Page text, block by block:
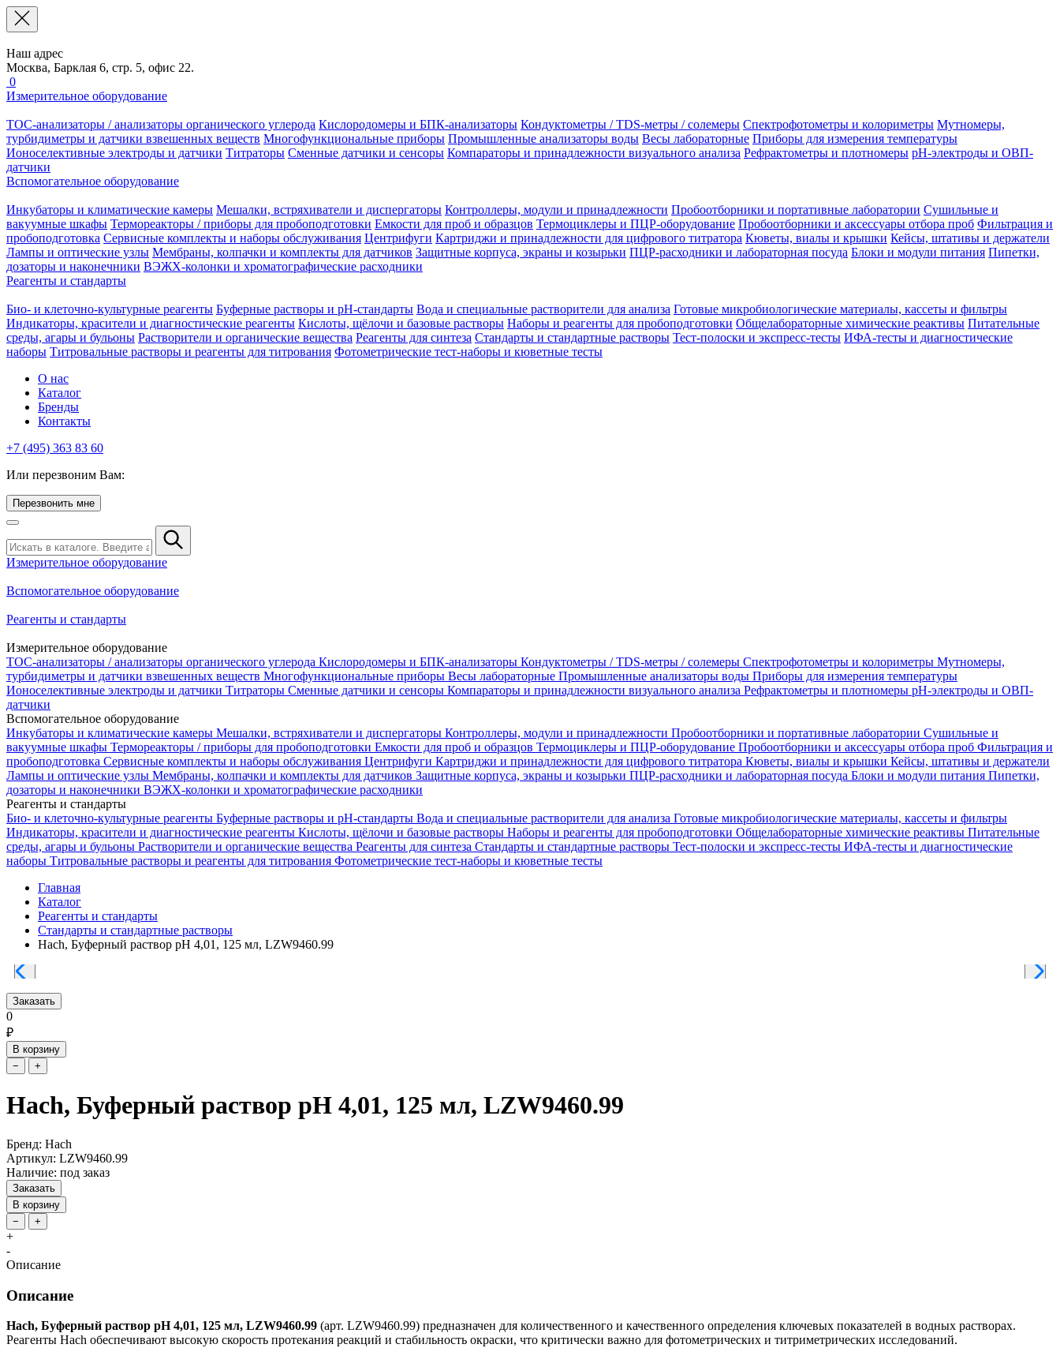
Наш адрес
Москва, Барклая 6, стр. 5, офис 22.
0
Измерительное оборудование
TOC-анализаторы / анализаторы органического углерода Кислородомеры и БПК-анализаторы Кондуктометры / TDS-метры / солемеры Спектрофотометры и колориметры Мутномеры,
турбидиметры и датчики взвешенных веществ Многофункциональные приборы Промышленные анализаторы воды Весы лабораторные Приборы для измерения температуры
Ионоселективные электроды и датчики Титраторы Сменные датчики и сенсоры Компараторы и принадлежности визуального анализа Рефрактометры и плотномеры pH-электроды и ОВП-
датчики
Вспомогательное оборудование
Инкубаторы и климатические камеры Мешалки, встряхиватели и диспергаторы Контроллеры, модули и принадлежности Пробоотборники и портативные лаборатории Сушильные и
вакуумные шкафы Термореакторы / приборы для пробоподготовки Емкости для проб и образцов Термоциклеры и ПЦР-оборудование Пробоотборники и аксессуары отбора проб Фильтрация и
пробоподготовка Сервисные комплекты и наборы обслуживания Центрифуги Картриджи и принадлежности для цифрового титратора Кюветы, виалы и крышки Кейсы, штативы и держатели
Лампы и оптические узлы Мембраны, колпачки и комплекты для датчиков Защитные корпуса, экраны и козырьки ПЦР-расходники и лабораторная посуда Блоки и модули питания Пипетки,
дозаторы и наконечники ВЭЖХ-колонки и хроматографические расходники
Реагенты и стандарты
Био- и клеточно-культурные реагенты Буферные растворы и pH-стандарты Вода и специальные растворители для анализа Готовые микробиологические материалы, кассеты и фильтры
Индикаторы, красители и диагностические реагенты Кислоты, щёлочи и базовые растворы Наборы и реагенты для пробоподготовки Общелабораторные химические реактивы Питательные
среды, агары и бульоны Растворители и органические вещества Реагенты для синтеза Стандарты и стандартные растворы Тест-полоски и экспресс-тесты ИФА-тесты и диагностические
наборы Титровальные растворы и реагенты для титрования Фотометрические тест-наборы и кюветные тесты
О нас
Каталог
Бренды
Контакты
+7 (495) 363 83 60
Или перезвоним Вам:
Перезвонить мне
Измерительное оборудование
Вспомогательное оборудование
Реагенты и стандарты
Измерительное оборудование
TOC-анализаторы / анализаторы органического углерода Кислородомеры и БПК-анализаторы Кондуктометры / TDS-метры / солемеры Спектрофотометры и колориметры Мутномеры,
турбидиметры и датчики взвешенных веществ Многофункциональные приборы Весы лабораторные Промышленные анализаторы воды Приборы для измерения температуры
Ионоселективные электроды и датчики Титраторы Сменные датчики и сенсоры Компараторы и принадлежности визуального анализа Рефрактометры и плотномеры pH-электроды и ОВП-
датчики
Вспомогательное оборудование
Инкубаторы и климатические камеры Мешалки, встряхиватели и диспергаторы Контроллеры, модули и принадлежности Пробоотборники и портативные лаборатории Сушильные и
вакуумные шкафы Термореакторы / приборы для пробоподготовки Емкости для проб и образцов Термоциклеры и ПЦР-оборудование Пробоотборники и аксессуары отбора проб Фильтрация и
пробоподготовка Сервисные комплекты и наборы обслуживания Центрифуги Картриджи и принадлежности для цифрового титратора Кюветы, виалы и крышки Кейсы, штативы и держатели
Лампы и оптические узлы Мембраны, колпачки и комплекты для датчиков Защитные корпуса, экраны и козырьки ПЦР-расходники и лабораторная посуда Блоки и модули питания Пипетки,
дозаторы и наконечники ВЭЖХ-колонки и хроматографические расходники
Реагенты и стандарты
Био- и клеточно-культурные реагенты Буферные растворы и pH-стандарты Вода и специальные растворители для анализа Готовые микробиологические материалы, кассеты и фильтры
Индикаторы, красители и диагностические реагенты Кислоты, щёлочи и базовые растворы Наборы и реагенты для пробоподготовки Общелабораторные химические реактивы Питательные
среды, агары и бульоны Растворители и органические вещества Реагенты для синтеза Стандарты и стандартные растворы Тест-полоски и экспресс-тесты ИФА-тесты и диагностические
наборы Титровальные растворы и реагенты для титрования Фотометрические тест-наборы и кюветные тесты
Главная
Каталог
Реагенты и стандарты
Стандарты и стандартные растворы
Hach, Буферный раствор pH 4,01, 125 мл, LZW9460.99
Заказать
0
₽
В корзину
−
+
Hach, Буферный раствор pH 4,01, 125 мл, LZW9460.99
Бренд: Hach
Артикул: LZW9460.99
Наличие: под заказ
Заказать
В корзину
−
+
+
-
Описание
Описание
Hach, Буферный раствор pH 4,01, 125 мл, LZW9460.99 (арт. LZW9460.99) предназначен для количественного и качественного определения ключевых показателей в водных растворах.
Реагенты Hach обеспечивают высокую скорость протекания реакций и стабильность окраски, что критически важно для фотометрических и титриметрических исследований.